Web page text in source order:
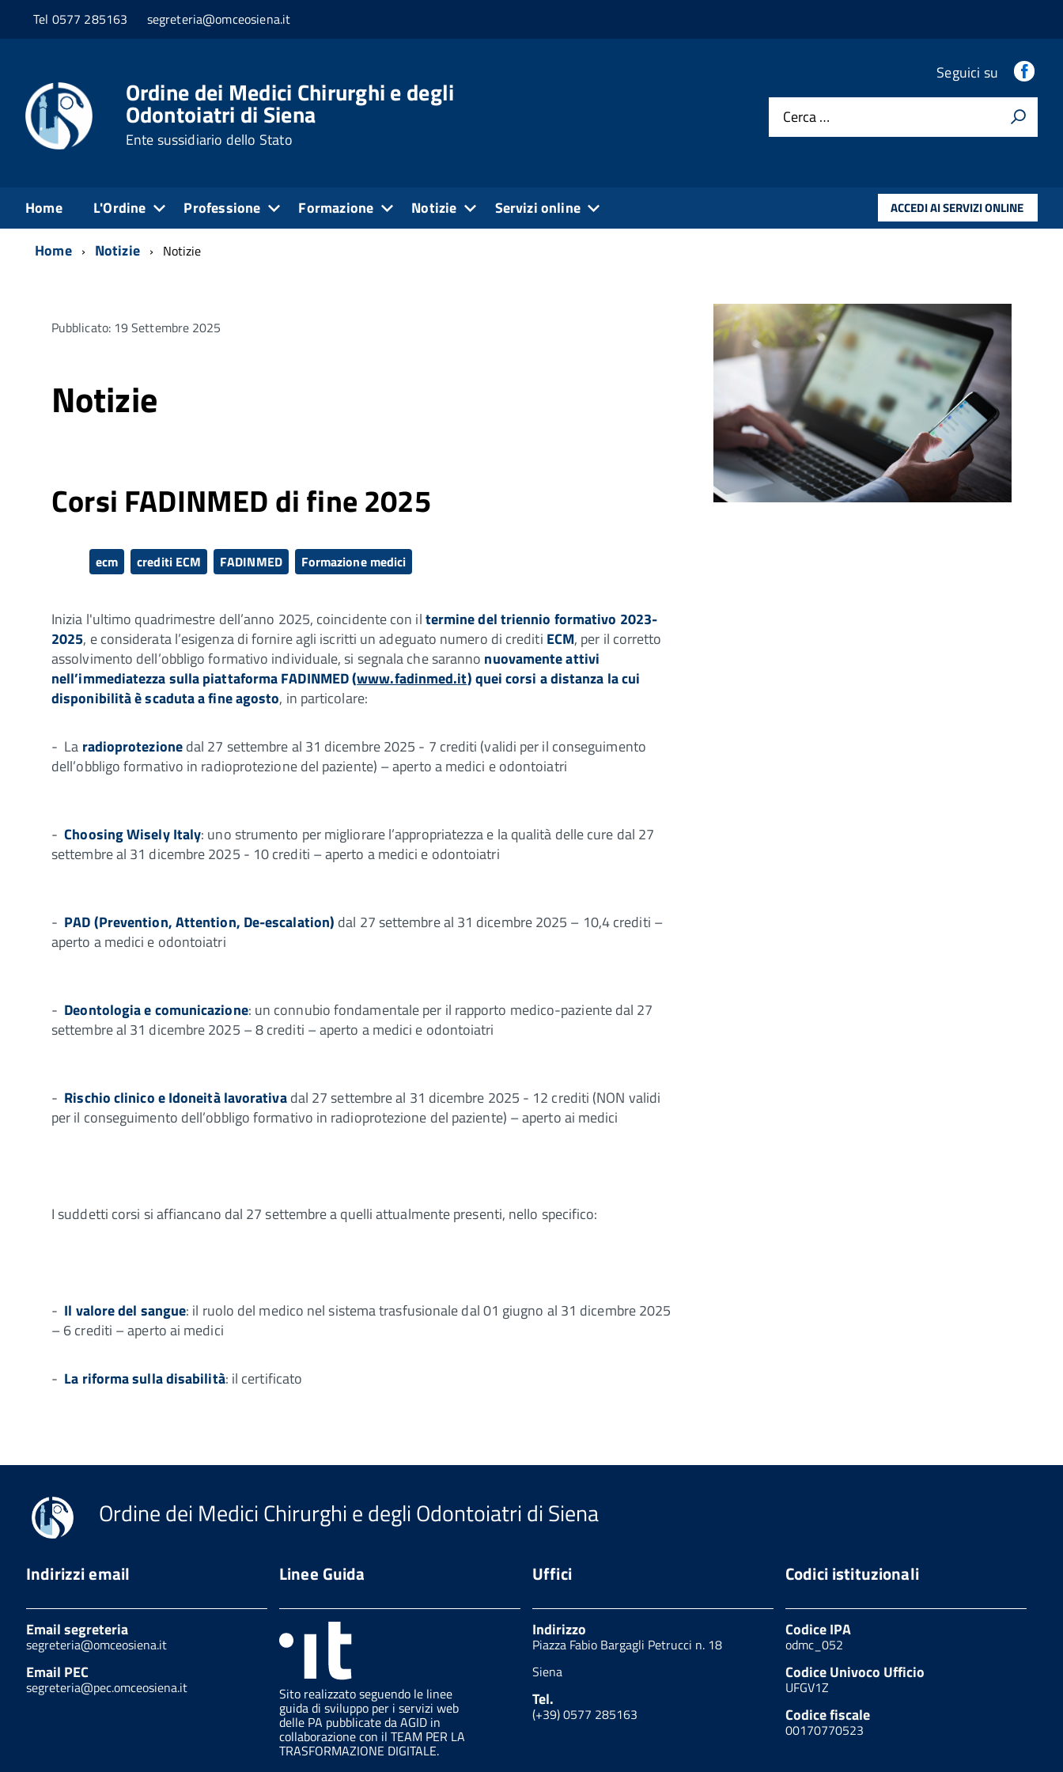
Tel 0577 285163 segreteria@omceosiena.it
Ordine dei Medici Chirurghi e degli
Odontoiatri di Siena
Ente sussidiario dello Stato
Seguici su
Cerca …
Home L'Ordine Professione Formazione Notizie Servizi online ACCEDI AI SERVIZI ONLINE
Home Notizie Notizie
Pubblicato: 19 Settembre 2025
Notizie
Corsi FADINMED di fine 2025
ecm crediti ECM FADINMED Formazione medici
Inizia l'ultimo quadrimestre dell’anno 2025, coincidente con iltermine del triennio formativo 2023-
2025, e considerata l’esigenza di fornire agli iscritti un adeguato numero di crediti ECM, per il corretto
assolvimento dell’obbligo formativo individuale, si segnala che saranno nuovamente attivi
nell’immediatezza sulla piattaforma FADINMED (www.fadinmed.it) quei corsi a distanza la cui
disponibilità è scaduta a fine agosto, in particolare:
- La radioprotezionedal 27 settembre al 31 dicembre 2025 - 7 crediti (validi per il conseguimento
dell’obbligo formativo in radioprotezione del paziente) – aperto a medici e odontoiatri
-Choosing Wisely Italy: uno strumento per migliorare l’appropriatezza e la qualità delle cure dal 27
settembre al 31 dicembre 2025 - 10 crediti – aperto a medici e odontoiatri
- PAD (Prevention, Attention, De-escalation) dal 27 settembre al 31 dicembre 2025 – 10,4 crediti –
aperto a medici e odontoiatri
- Deontologia e comunicazione: un connubio fondamentale per il rapporto medico-paziente dal 27
settembre al 31 dicembre 2025 – 8 crediti – aperto a medici e odontoiatri
- Rischio clinico e Idoneità lavorativadal 27 settembre al 31 dicembre 2025 - 12 crediti (NON validi
per il conseguimento dell’obbligo formativo in radioprotezione del paziente) – aperto ai medici
I suddetti corsi si affiancano dal 27 settembre a quelli attualmente presenti, nello specifico:
- Il valore del sangue: il ruolo del medico nel sistema trasfusionale dal 01 giugno al 31 dicembre 2025
– 6 crediti – aperto ai medici
- La riforma sulla disabilità: il certificato
Ordine dei Medici Chirurghi e degli Odontoiatri di Siena
Indirizzi email
Email segreteria
segreteria@omceosiena.it
Email PEC
segreteria@pec.omceosiena.it
Linee Guida
Sito realizzato seguendo le linee
guida di sviluppo per i servizi web
delle PA pubblicate da AGID in
collaborazione con il TEAM PER LA
TRASFORMAZIONE DIGITALE.
Uffici
Indirizzo
Piazza Fabio Bargagli Petrucci n. 18
Siena
Tel.
(+39) 0577 285163
Codici istituzionali
Codice IPA
odmc_052
Codice Univoco Ufficio
UFGV1Z
Codice fiscale
00170770523